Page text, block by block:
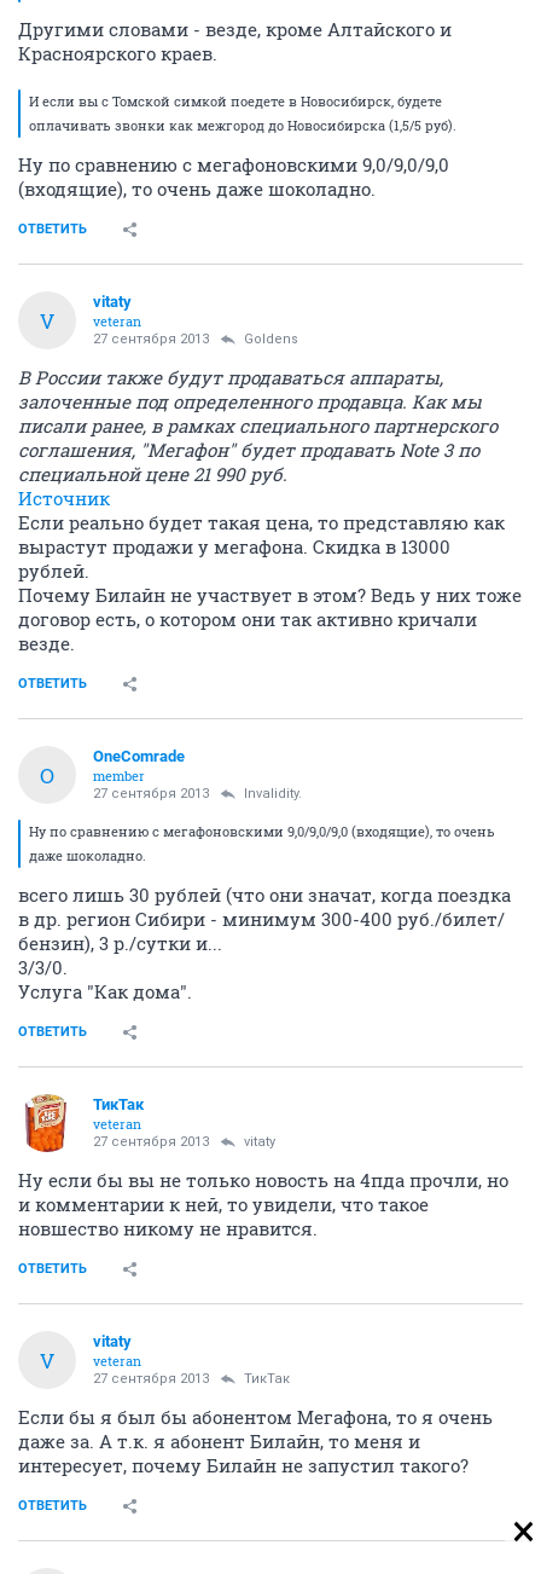
Другими словами - везде, кроме Алтайского и
Красноярского краев.
И если вы с Томской симкой поедете в Новосибирск, будете
оплачивать звонки как межгород до Новосибирска (1,5/5 руб).
Ну по сравнению с мегафоновскими 9,0/9,0/9,0
(входящие), то очень даже шоколадно.
ОТВЕТИТЬ
V
vitaty
veteran
27 сентября 2013 Goldens
В России также будут продаваться аппараты,
залоченные под определенного продавца. Как мы
писали ранее, в рамках специального партнерского
соглашения, "Мегафон" будет продавать Note 3 по
специальной цене 21 990 руб.
Источник
Если реально будет такая цена, то представляю как
вырастут продажи у мегафона. Скидка в 13000
рублей.
Почему Билайн не участвует в этом? Ведь у них тоже
договор есть, о котором они так активно кричали
везде.
ОТВЕТИТЬ
O
OneComrade
member
27 сентября 2013 Invalidity.
Ну по сравнению с мегафоновскими 9,0/9,0/9,0 (входящие), то очень
даже шоколадно.
всего лишь 30 рублей (что они значат, когда поездка
в др. регион Сибири - минимум 300-400 руб./билет/
бензин), 3 р./сутки и...
3/3/0.
Услуга "Как дома".
ОТВЕТИТЬ
ТикТак
veteran
27 сентября 2013 vitaty
Ну если бы вы не только новость на 4пда прочли, но
и комментарии к ней, то увидели, что такое
новшество никому не нравится.
ОТВЕТИТЬ
V
vitaty
veteran
27 сентября 2013 ТикТак
Если бы я был бы абонентом Мегафона, то я очень
даже за. А т.к. я абонент Билайн, то меня и
интересует, почему Билайн не запустил такого?
ОТВЕТИТЬ